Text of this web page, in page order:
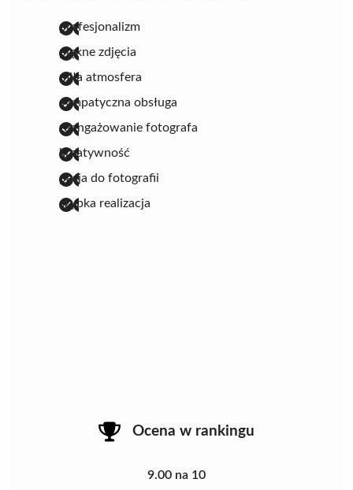
profesjonalizm
piękne zdjęcia
miła atmosfera
sympatyczna obsługa
zaangażowanie fotografa
kreatywność
pasja do fotografii
szybka realizacja
Ocena w rankingu
9.00 na 10